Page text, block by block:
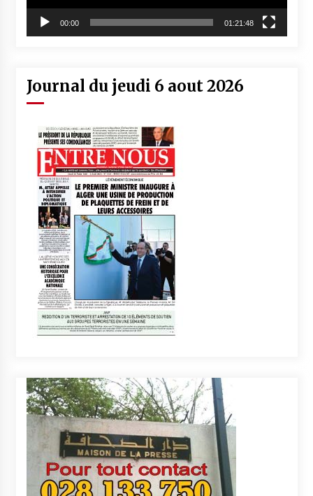
00:00 01:21:48
Journal du jeudi 6 aout 2026